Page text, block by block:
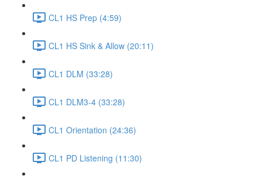
CL1 HS Prep (4:59)
CL1 HS Sink & Allow (20:11)
CL1 DLM (33:28)
CL1 DLM3-4 (33:28)
CL1 Orientation (24:36)
CL1 PD Listening (11:30)